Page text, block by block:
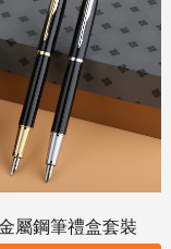
屬鋼筆禮盒套裝